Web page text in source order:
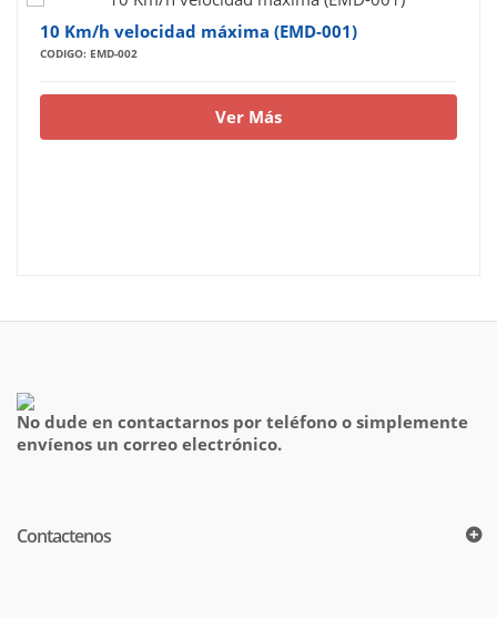
10 Km/h velocidad máxima (EMD-001)
CODIGO: EMD-002
Ver Más
No dude en contactarnos por teléfono o simplemente
envíenos un correo electrónico.
Contactenos